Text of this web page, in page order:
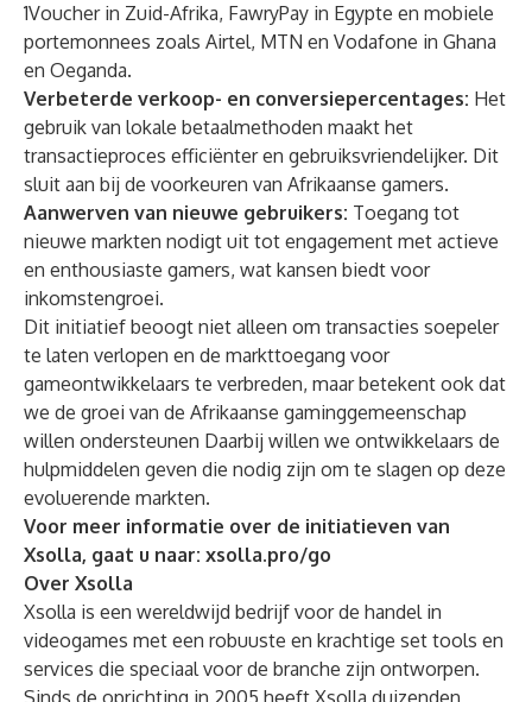
1Voucher in Zuid-Afrika, FawryPay in Egypte en mobiele
portemonnees zoals Airtel, MTN en Vodafone in Ghana
en Oeganda.
Verbeterde verkoop- en conversiepercentages: Het
gebruik van lokale betaalmethoden maakt het
transactieproces efficiënter en gebruiksvriendelijker. Dit
sluit aan bij de voorkeuren van Afrikaanse gamers.
Aanwerven van nieuwe gebruikers: Toegang tot
nieuwe markten nodigt uit tot engagement met actieve
en enthousiaste gamers, wat kansen biedt voor
inkomstengroei.
Dit initiatief beoogt niet alleen om transacties soepeler
te laten verlopen en de markttoegang voor
gameontwikkelaars te verbreden, maar betekent ook dat
we de groei van de Afrikaanse gaminggemeenschap
willen ondersteunen Daarbij willen we ontwikkelaars de
hulpmiddelen geven die nodig zijn om te slagen op deze
evoluerende markten.
Voor meer informatie over de initiatieven van
Xsolla, gaat u naar: xsolla.pro/go
Over Xsolla
Xsolla is een wereldwijd bedrijf voor de handel in
videogames met een robuuste en krachtige set tools en
services die speciaal voor de branche zijn ontworpen.
Sinds de oprichting in 2005 heeft Xsolla duizenden